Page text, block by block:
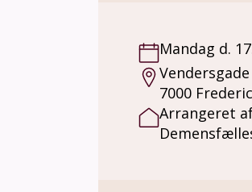
Mandag d.
7000
Arrangeret